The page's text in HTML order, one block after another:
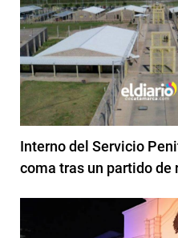
Interno del Servicio
coma tras un partido de